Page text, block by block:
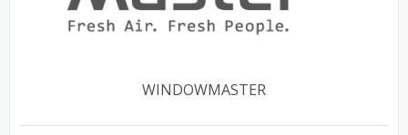
WINDOWMASTER